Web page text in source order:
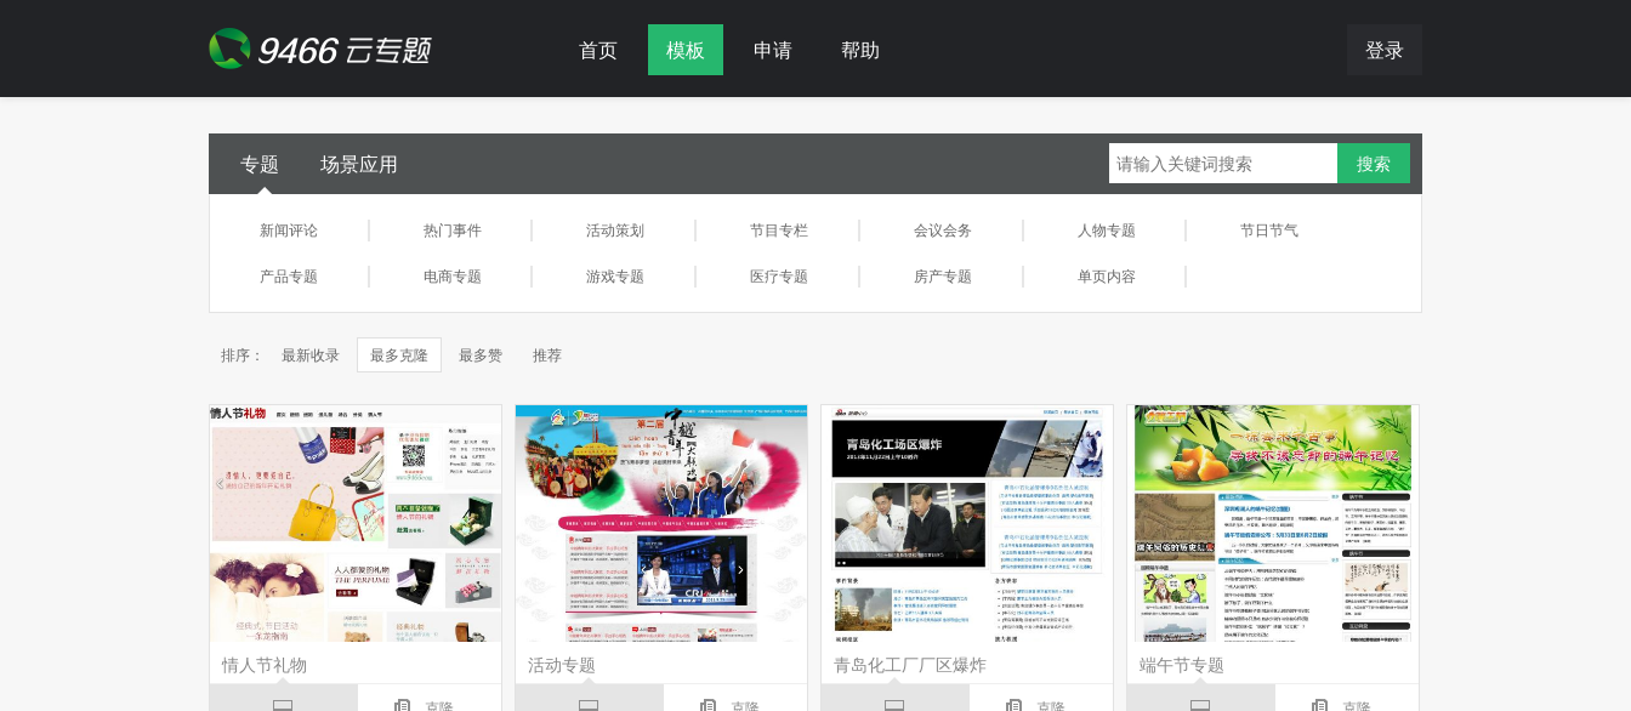
首页 模板 申请 帮助 登录
专题 场景应用
新闻评论 热门事件 活动策划 节目专栏 会议会务 人物专题 节日节气
产品专题 电商专题 游戏专题 医疗专题 房产专题 单页内容
排序： 最新收录 最多克隆 最多赞 推荐
情人节礼物 活动专题 青岛化工厂厂区爆炸 端午节专题